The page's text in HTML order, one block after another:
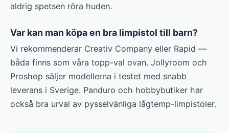
aldrig spetsen röra huden.
Var kan man köpa en bra limpistol till barn?
Vi rekommenderar Creativ Company eller Rapid —
båda finns som våra topp-val ovan. Jollyroom och
Proshop säljer modellerna i testet med snabb
leverans i Sverige. Panduro och hobbybutiker har
också bra urval av pysselvänliga lågtemp-limpistoler.